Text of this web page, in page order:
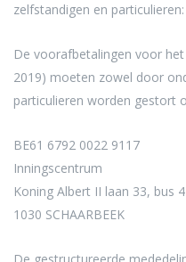
zelfstandigen en particulieren:
De voorafbetalingen voor
2019) moeten zowel door
particulieren worden gestort
BE61 6792 0022 9117
Inningscentrum
Koning Albert II laan 33, bus
1030 SCHAARBEEK